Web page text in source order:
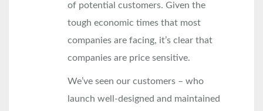
of potential customers. Given the
tough economic times that most
companies are facing, it’s clear that
companies are price sensitive.
We’ve seen our customers – who
launch well-designed and maintained